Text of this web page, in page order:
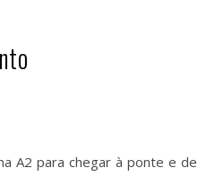
A2 para chegar à ponte e de